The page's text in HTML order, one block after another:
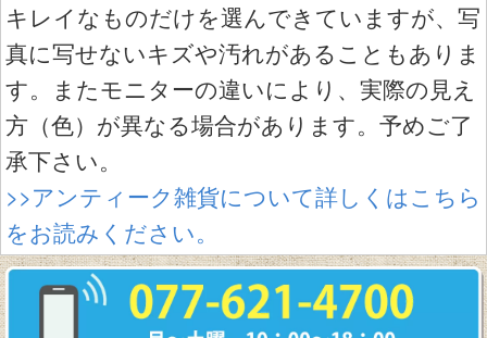
キレイなものだけを選んできていますが、写
真に写せないキズや汚れがあることもありま
す。またモニターの違いにより、実際の見え
方（色）が異なる場合があります。予めご了
承下さい。
>>アンティーク雑貨について詳しくはこちら
をお読みください。